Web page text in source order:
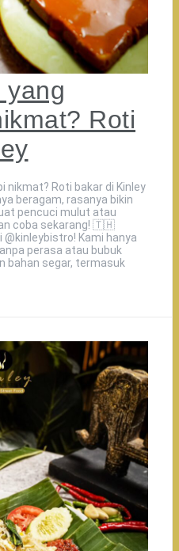
yang
Roti
nikmat? Roti bakar di Kinley
beragam, rasanya bikin
pencuci mulut atau
coba sekarang! 🇹🇭️
Kami hanya
perasa atau bubuk
bahan segar, termasuk